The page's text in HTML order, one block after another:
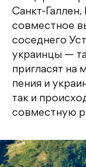
Санкт-Галлен.
совместное
соседнего
украинцы —
пригласят на
пения и
так и
совместную